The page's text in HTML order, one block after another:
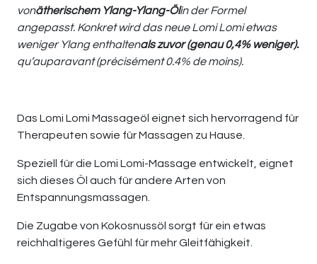
vonätherischem Ylang-Ylang-Ölin der Formel
angepasst. Konkret wird das neue Lomi Lomi etwas
weniger Ylang enthaltenals zuvor (genau 0,4% weniger).
qu’auparavant (précisément 0.4% de moins).
Das Lomi Lomi Massageöl eignet sich hervorragend für
Therapeuten sowie für Massagen zu Hause.
Speziell für die Lomi Lomi-Massage entwickelt, eignet
sich dieses Öl auch für andere Arten von
Entspannungsmassagen.
Die Zugabe von Kokosnussöl sorgt für ein etwas
reichhaltigeres Gefühl für mehr Gleitfähigkeit.